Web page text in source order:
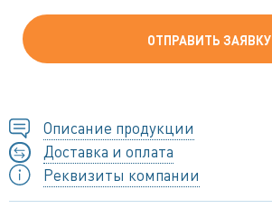
ОТПРАВИТЬ ЗАЯВКУ
Описание продукции
Доставка и оплата
Реквизиты компании